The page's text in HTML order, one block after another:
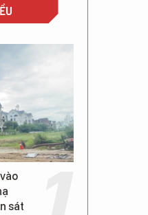
sát